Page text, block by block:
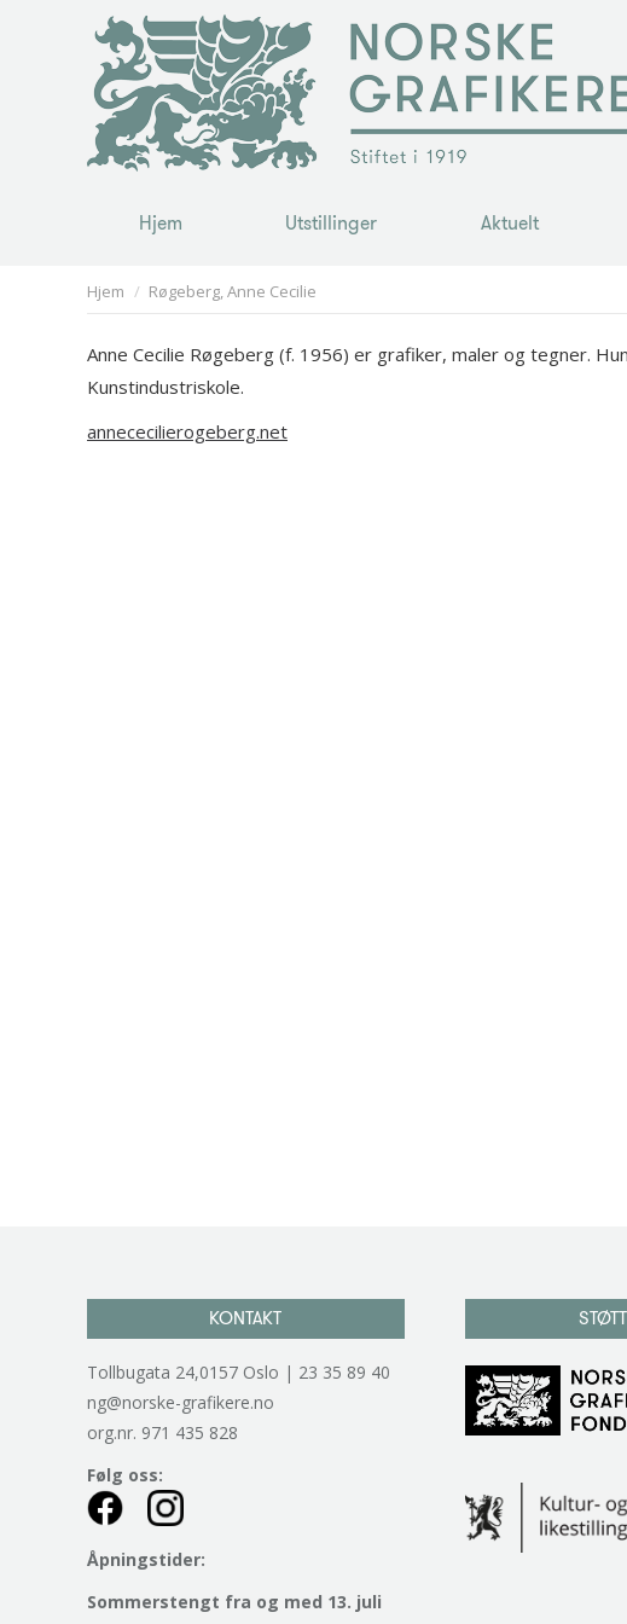
Hjem Utstillinger Aktuelt
You are here:
Hjem Røgeberg, Anne Cecilie
Anne Cecilie Røgeberg (f. 1956) er grafiker, maler og tegner.
Kunstindustriskole.
annececilierogeberg.net
KONTAKT
Tollbugata 24,0157 Oslo | 23 35 89 40
ng@norske-grafikere.no
org.nr. 971 435 828
Følg oss:
Åpningstider:
Sommerstengt fra og med 13. juli
Hjem Utstillinger Aktuelt